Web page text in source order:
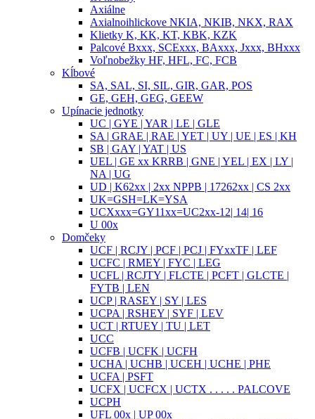
Axiálne
Axialnoihlickove NKIA, NKIB, NKX, RAX
Klietky K, KK, KT, KBK, KZK
Palcové Bxxx, SCExxx, BAxxx, Jxxx, BHxxx
Voľnobežky HF, HFL, FC, FCB
Kĺbové
SA, SAL, SI, SIL, GIR, GAR, POS
GE, GEH, GEG, GEEW
Upínacie jednotky
UC | GYE | YAR | LE | GLE
SA | GRAE | RAE | YET | UY | UE | ES | KH
SB | GAY | YAT | US
UEL | GE xx KRRB | GNE | YEL | EX | LY |
NA | UG
UD | K62xx | 2xx NPPB | 17262xx | CS 2xx
UK=GSH=LK=YSA
UCXxxx=GY11xx=UC2xx-12| 14| 16
U 00x
Domčeky
UCF | RCJY | PCF | PCJ | FYxxTF | LEF
UCFC | RMEY | FYC | LEG
UCFL | RCJTY | FLCTE | PCFT | GLCTE |
FYTB | LEN
UCP | RASEY | SY | LES
UCPA | RSHEY | SYF | LEV
UCT | RTUEY | TU | LET
UCC
UCFB | UCFK | UCFH
UCHA | UCHB | UCEH | UCHE | PHE
UCFA | PSFT
UCFX | UCFCX | UCTX . . . . . PALCOVE
UCPH
UFL 00x | UP 00x